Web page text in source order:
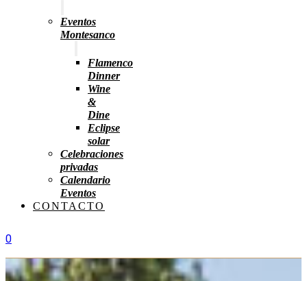
Eventos
Montesanco
Flamenco
Dinner
Wine
&
Dine
Eclipse
solar
Celebraciones
privadas
Calendario
Eventos
CONTACTO
0